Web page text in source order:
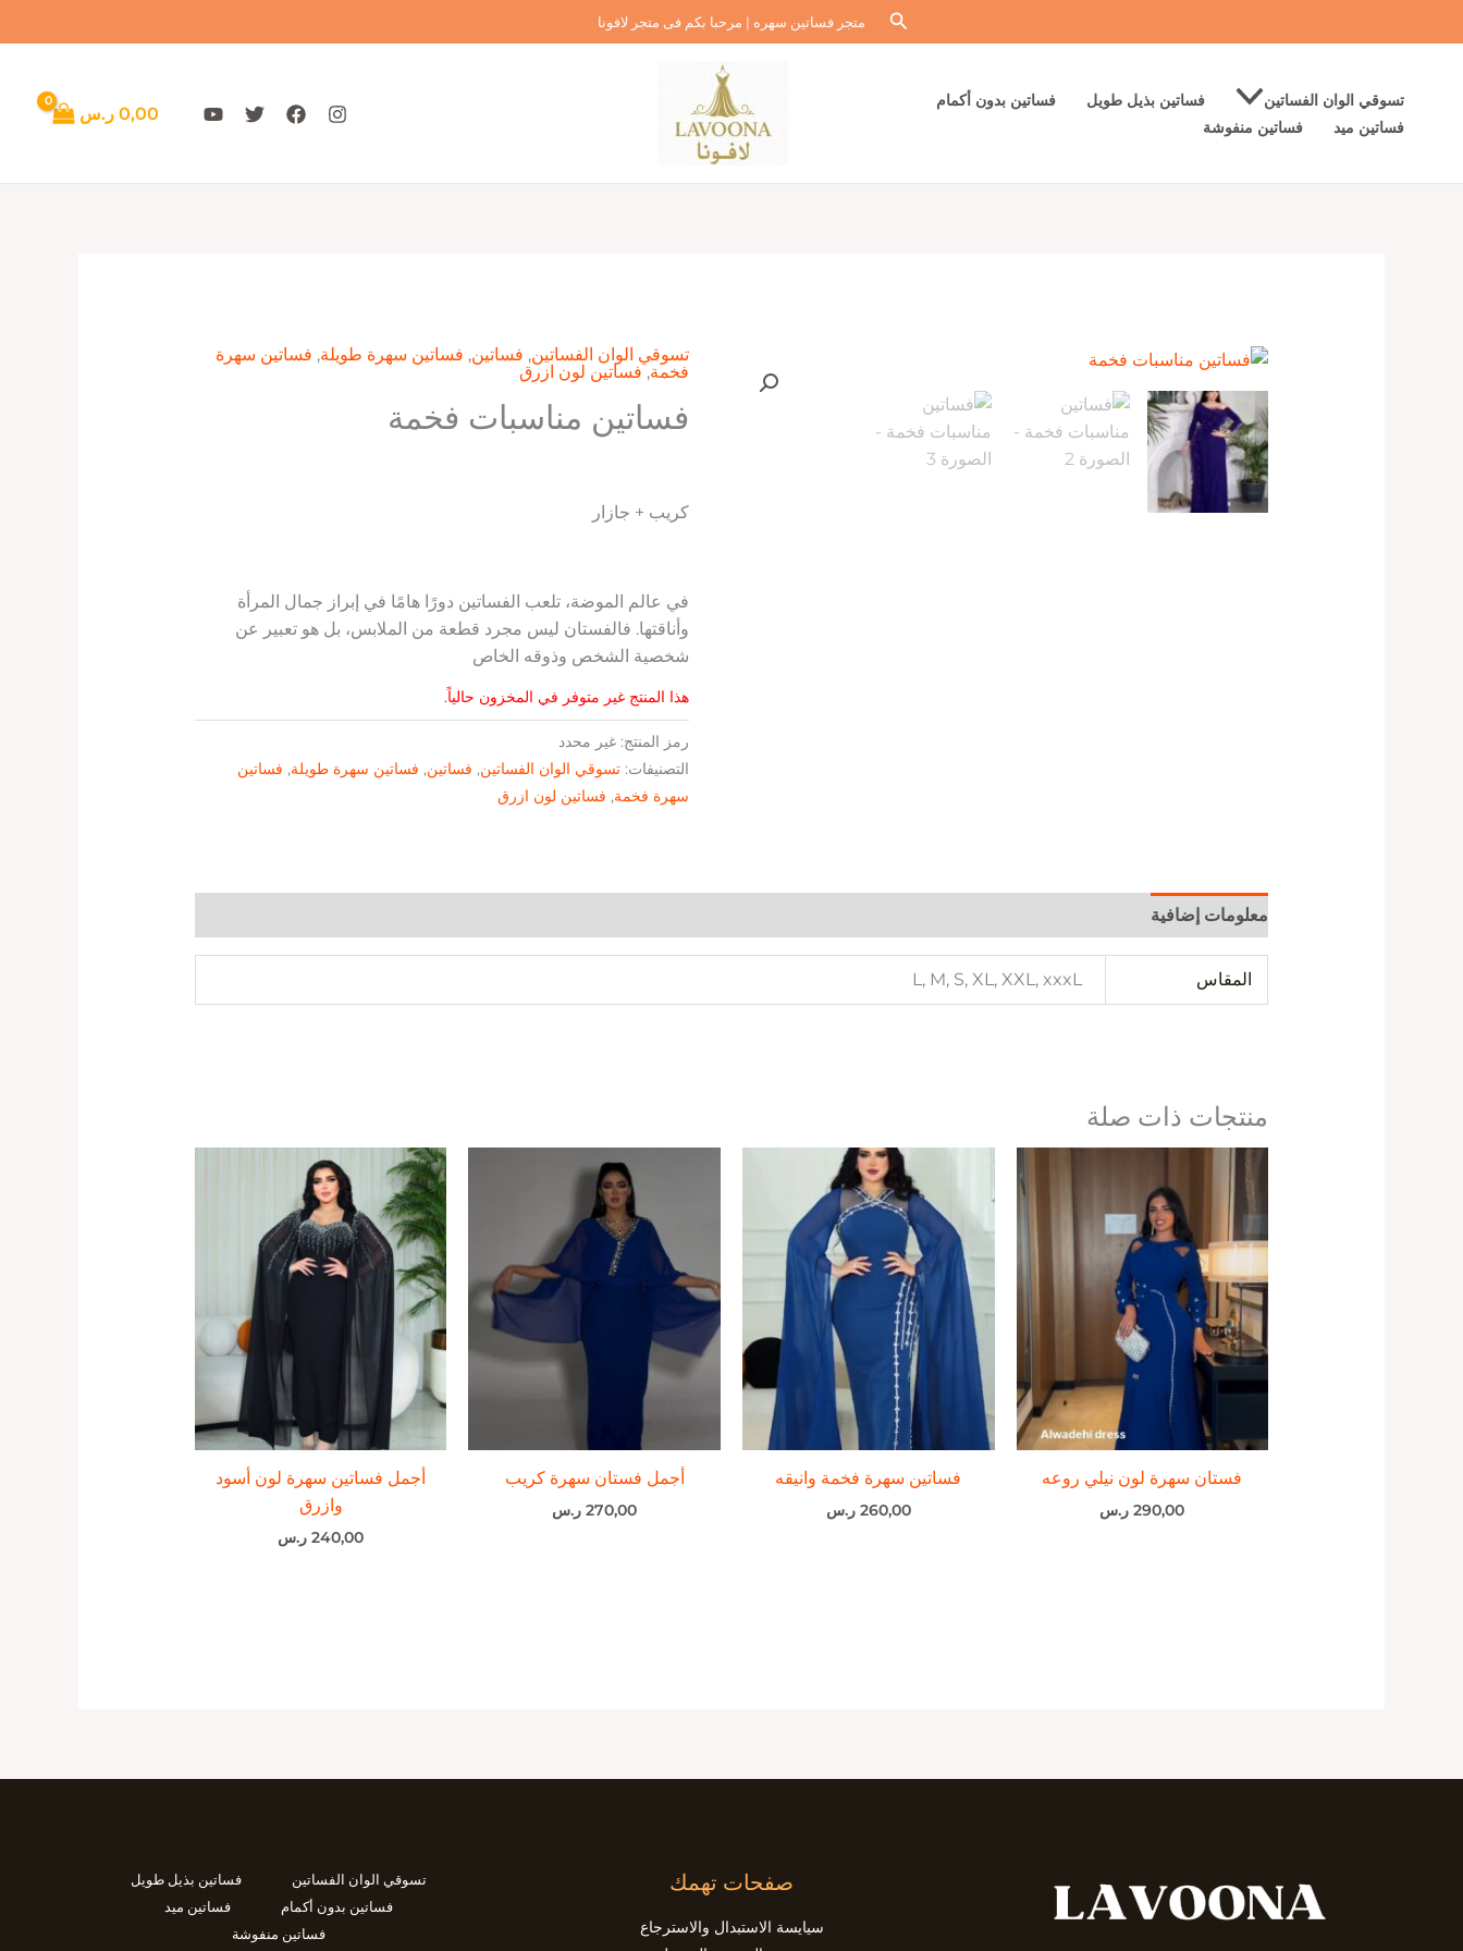
إلى
البحثمتجر فساتين سهره | مرحبا بكم فى متجر لافونا
تسوقي الوان الفساتين فساتين بذيل طويل
فساتين بدون أكمام
فساتين ميد
فساتين منفوشة
0,00 ر.س
تسوقي الوان الفساتين, فساتين, فساتين سهرة طويلة, فساتين سهرة
فخمة, فساتين لون ازرق
فساتين مناسبات فخمة
كريب + جازار
في عالم الموضة، تلعب الفساتين دورًا هامًا في إبراز جمال المرأة
وأناقتها. فالفستان ليس مجرد قطعة من الملابس، بل هو تعبير عن
شخصية الشخص وذوقه الخاص
هذا المنتج غير متوفر في المخزون حالياً.
رمز المنتج:غير محدد
التصنيفات:تسوقي الوان الفساتين, فساتين, فساتين سهرة طويلة, فساتين
سهرة فخمة, فساتين لون ازرق
معلومات إضافية
المقاس L, M, S, XL, XXL, xxxL
منتجات ذات صلة
فستان سهرة لون نيلي روعه
290,00 ر.س
فساتين سهرة فخمة وانيقه
260,00 ر.س
أجمل فستان سهرة كريب
270,00 ر.س
أجمل فساتين سهرة لون أسود
وازرق
240,00 ر.س
صفحات تهمك
سيايسة الاستبدال والاسترجاع
تسوقي الوان الفساتين
فساتين بذيل طويل
فساتين بدون أكمام
فساتين ميد
فساتين منفوشة